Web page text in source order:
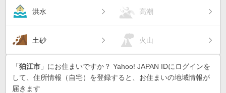
洪水 高潮
土砂 火山
「狛江市 」にお住まいですか？ Yahoo! JAPAN IDにログインを
して、住所情報（自宅）を登録すると、お住まいの地域情報が
届きます